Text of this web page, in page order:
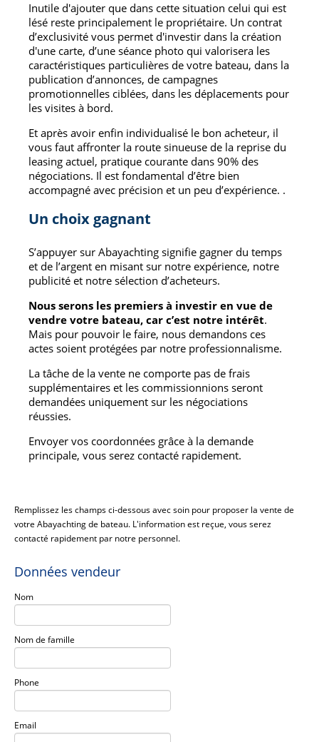
Inutile d'ajouter que dans cette situation celui qui est
lésé reste principalement le propriétaire. Un contrat
d’exclusivité vous permet d'investir dans la création
d'une carte, d’une séance photo qui valorisera les
caractéristiques particulières de votre bateau, dans la
publication d’annonces, de campagnes
promotionnelles ciblées, dans les déplacements pour
les visites à bord.
Et après avoir enfin individualisé le bon acheteur, il
vous faut affronter la route sinueuse de la reprise du
leasing actuel, pratique courante dans 90% des
négociations. Il est fondamental d’être bien
accompagné avec précision et un peu d’expérience. .
Un choix gagnant
S’appuyer sur Abayachting signifie gagner du temps
et de l’argent en misant sur notre expérience, notre
publicité et notre sélection d’acheteurs.
Nous serons les premiers à investir en vue de
vendre votre bateau, car c’est notre intérêt.
Mais pour pouvoir le faire, nous demandons ces
actes soient protégées par notre professionnalisme.
La tâche de la vente ne comporte pas de frais
supplémentaires et les commissionnions seront
demandées uniquement sur les négociations
réussies.
Envoyer vos coordonnées grâce à la demande
principale, vous serez contacté rapidement.
Remplissez les champs ci-dessous avec soin pour proposer la vente de
votre Abayachting de bateau. L'information est reçue, vous serez
contacté rapidement par notre personnel.
Données vendeur
Nom
Nom de famille
Phone
Email